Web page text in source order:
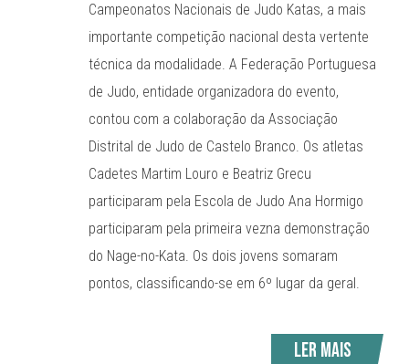
Campeonatos Nacionais de Judo Katas, a mais
importante competição nacional desta vertente
técnica da modalidade. A Federação Portuguesa
de Judo, entidade organizadora do evento,
contou com a colaboração da Associação
Distrital de Judo de Castelo Branco. Os atletas
Cadetes Martim Louro e Beatriz Grecu
participaram pela Escola de Judo Ana Hormigo
participaram pela primeira vezna demonstração
do Nage-no-Kata. Os dois jovens somaram
pontos, classificando-se em 6º lugar da geral.
Ler mais